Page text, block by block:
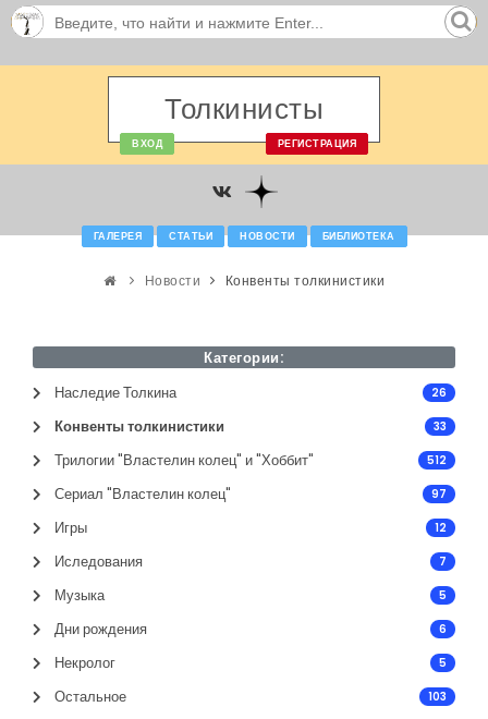
Толкинисты
ВХОД РЕГИСТРАЦИЯ
ГАЛЕРЕЯ СТАТЬИ НОВОСТИ БИБЛИОТЕКА
Новости Конвенты толкинистики
Категории:
Наследие Толкина
26
Конвенты толкинистики 33
Трилогии "Властелин колец" и "Хоббит" 512
Сериал "Властелин колец" 97
Игры 12
Иследования 7
Музыка 5
Дни рождения 6
Некролог 5
Остальное 103